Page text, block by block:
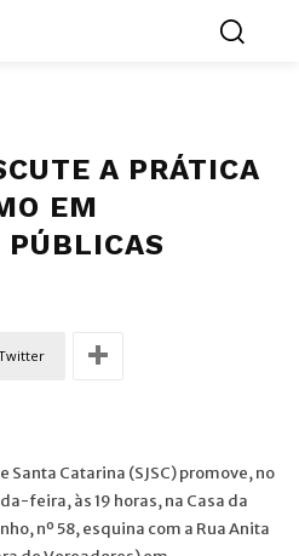
A PRÁTICA
EM
Santa Catarina (SJSC) promove, no
feira, às 19 horas, na Casa da
nº 58, esquina com a Rua Anita